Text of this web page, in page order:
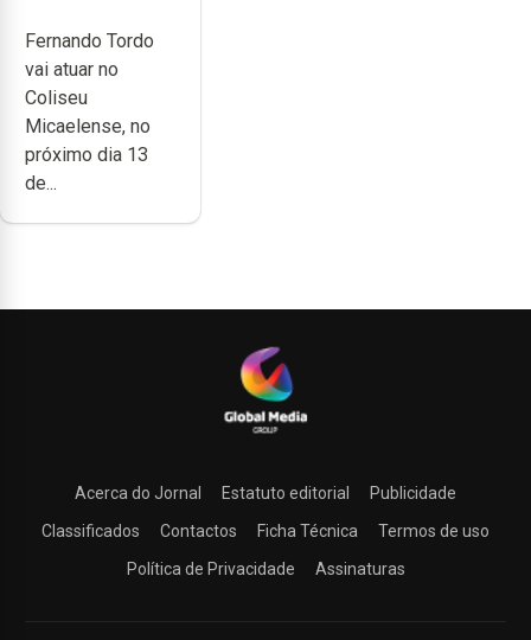
anos de
carreira no
Coliseu
Micaelense
Fernando Tordo
vai atuar no
Coliseu
Micaelense, no
próximo dia 13
de...
Acerca do Jornal Estatuto editorial
Publicidade
Classificados
Contactos Ficha Técnica
Termos de uso
Política de Privacidade
Assinaturas